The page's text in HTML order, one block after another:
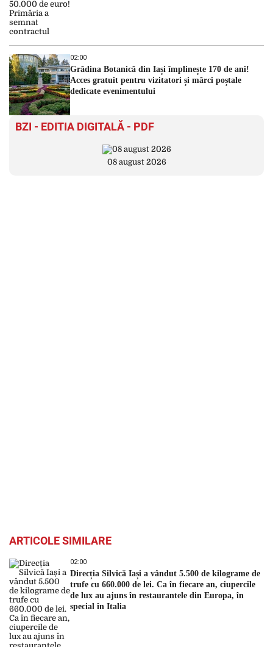
02:00
Grădina Botanică din Iași împlinește 170 de ani!
Acces gratuit pentru vizitatori și mărci poștale
dedicate evenimentului
BZI - EDITIA DIGITALĂ - PDF
08 august 2026
ARTICOLE SIMILARE
02:00
Direcția Silvică Iași a vândut 5.500 de kilograme de
trufe cu 660.000 de lei. Ca în fiecare an, ciupercile
de lux au ajuns în restaurantele din Europa, în
special în Italia